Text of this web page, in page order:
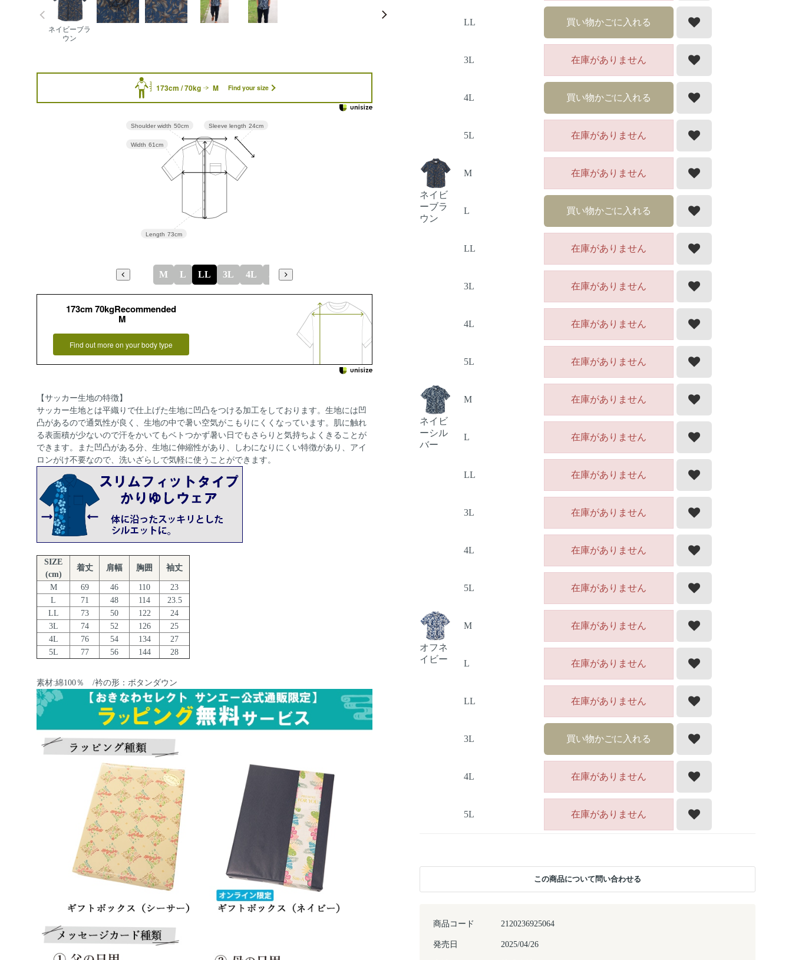
ネイビーブラ
ウン
173cm / 70kg M Find your size
Sleeve length 24cm
Length 73cm
Width 61cm
Shoulder width 50cm
M L LL 3L 4L
173cm 70kgRecommended
M
Find out more on your body type
【サッカー生地の特徴】
サッカー生地とは平織りで仕上げた生地に凹凸をつける加工をしております。生地には凹
凸があるので通気性が良く、生地の中で暑い空気がこもりにくくなっています。肌に触れ
る表面積が少ないので汗をかいてもベトつかず暑い日でもさらりと気持ちよくきることが
できます。また凹凸がある分、生地に伸縮性があり、しわになりにくい特徴があり、アイ
ロンがけ不要なので、洗いざらしで気軽に使うことができます。
SIZE
(cm)
着丈 肩幅 胸囲 袖丈
M 69 46 110
23
L
71 48 114
23.5
LL
73 50 122
24
3L
74 52 126
25
4L
76 54 134
27
5L
77 56 144 28
素材:綿100％ /衿の形：ボタンダウン
商品コード 2120236925064
発売日 2025/04/26
LL 買い物かごに入れる
3L 在庫がありません
4L 買い物かごに入れる
5L 在庫がありません
ネイビ
ーブラ
ウン
M 在庫がありません
L 買い物かごに入れる
LL 在庫がありません
3L 在庫がありません
4L 在庫がありません
5L 在庫がありません
ネイビ
ーシル
バー
M 在庫がありません
L 在庫がありません
LL 在庫がありません
3L 在庫がありません
4L 在庫がありません
5L 在庫がありません
オフネ
イビー
M 在庫がありません
L 在庫がありません
LL 在庫がありません
3L 買い物かごに入れる
4L 在庫がありません
5L 在庫がありません
この商品について問い合わせる